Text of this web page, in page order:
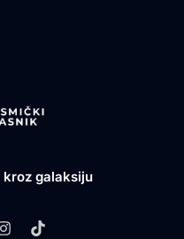
galaksiju